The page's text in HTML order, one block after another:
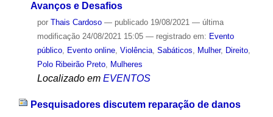
Avanços e Desafios
por Thais Cardoso — publicado19/08/2021 — última
modificação24/08/2021 15:05 — registrado em: Evento
público, Evento online, Violência, Sabáticos, Mulher, Direito,
Polo Ribeirão Preto, Mulheres
Localizado em EVENTOS
Pesquisadores discutem reparação de danos